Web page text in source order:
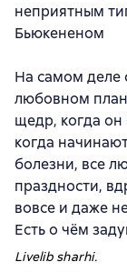
неприятным
Бьюкененом
На самом деле
любовном
щедр, когда
когда
болезни, все
праздности,
вовсе и даже
Есть о чём
Livelib sharhi.